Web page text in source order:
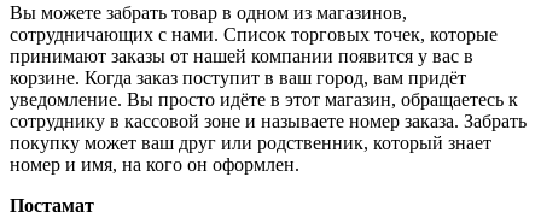
Вы можете забрать товар в одном из магазинов,
сотрудничающих с нами. Список торговых точек, которые
принимают заказы от нашей компании появится у вас в
корзине. Когда заказ поступит в ваш город, вам придёт
уведомление. Вы просто идёте в этот магазин, обращаетесь к
сотруднику в кассовой зоне и называете номер заказа. Забрать
покупку может ваш друг или родственник, который знает
номер и имя, на кого он оформлен.
Постамат